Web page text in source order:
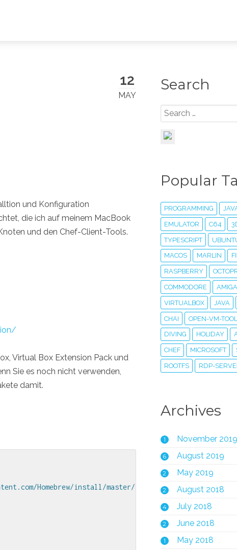
12
MAY
und Konfiguration
die ich auf meinem MacBook
und den Chef-Client-Tools.
Virtual Box Extension Pack und
Sie es noch nicht verwenden,
damit.
Homebrew/install/master/install)"
Search
Popular
PROGRAMMING
EMULATOR C64
TYPESCRIPT
MACOS MARLIN
RASPBERRY
COMMODORE AMIGA
VIRTUALBOX JAVA
CHAI OPEN-VM-
DIVING HOLIDAY
CHEF MICROSOFT
ROOTFS RDP-
Archives
1 November 2019
6 August 2019
2 May 2019
2 August 2018
4 July 2018
2 June 2018
1 May 2018